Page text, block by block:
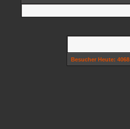
Besucher Heute: 4068